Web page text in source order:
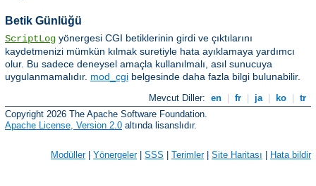
Betik Günlüğü
ScriptLog yönergesi CGI betiklerinin girdi ve çıktılarını
kaydetmenizi mümkün kılmak suretiyle hata ayıklamaya yardımcı
olur. Bu sadece deneysel amaçla kullanılmalı, asıl sunucuya
uygulanmamalıdır. mod_cgi belgesinde daha fazla bilgi bulunabilir.
Mevcut Diller: en fr ja ko
tr
Copyright 2026 The Apache Software Foundation.
Apache License, Version 2.0 altında lisanslıdır.
Modüller| Yönergeler| SSS | Terimler| Site Haritası | Hata bildir